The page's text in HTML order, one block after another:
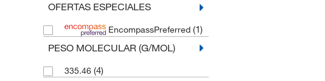
OFERTAS ESPECIALES
EncompassPreferred (1)
PESO MOLECULAR (G/MOL)
335.46 (4)